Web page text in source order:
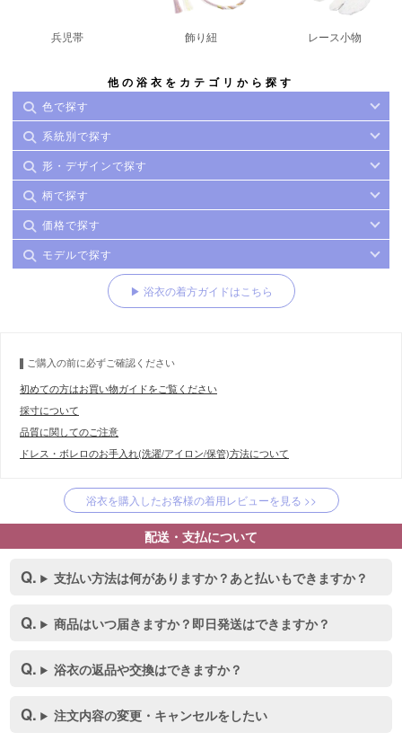
兵児帯 飾り紐 レース小物
他の浴衣をカテゴリから探す
色で探す
系統別で探す
形・デザインで探す
柄で探す
価格で探す
モデルで探す
▶ 浴衣の着方ガイドはこちら
ご購入の前に必ずご確認ください
初めての方はお買い物ガイドをご覧ください
採寸について
品質に関してのご注意
ドレス・ボレロのお手入れ(洗濯/アイロン/保管)方法について
浴衣を購入したお客様の着用レビューを見る >>
配送・支払について
支払い方法は何がありますか？あと払いもできますか？
商品はいつ届きますか？即日発送はできますか？
浴衣の返品や交換はできますか？
注文内容の変更・キャンセルをしたい